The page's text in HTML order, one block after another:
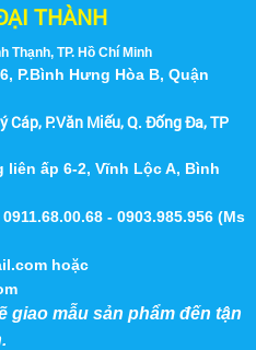
THÀNH
Thạnh, TP. Hồ Chí Minh
P.Bình Hưng Hòa B, Quận
Cáp, P.Văn Miếu, Q. Đống Đa, TP
ấp 6-2, Vĩnh Lộc A, Bình
- 0903.985.956 (Ms
hoặc
giao mẫu sản phẩm đến tận